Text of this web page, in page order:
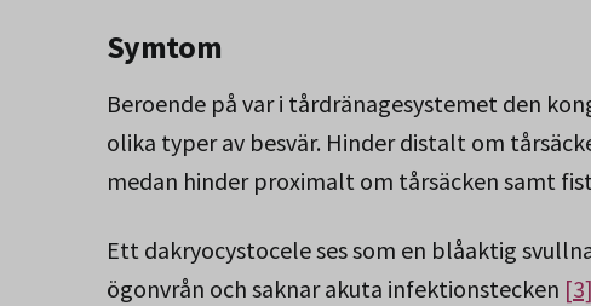
Symtom
Beroende på var i tårdränagesystemet den
olika typer av besvär. Hinder distalt om
medan hinder proximalt om tårsäcken samt
Ett dakryocystocele ses som en blåaktig
ögonvrån och saknar akuta infektionstecken [3]